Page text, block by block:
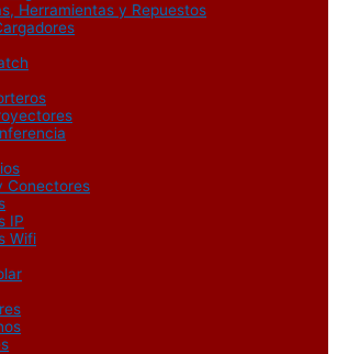
Herramientas y Repuestos
Conectores
IP
Wifi